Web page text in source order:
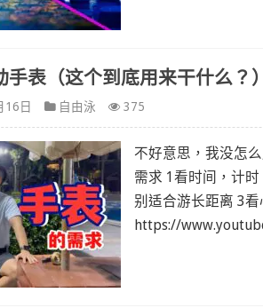
表（这个到底用来干什么？）
16日 自由泳 375
不好意思，我没怎
需求 1看时间，计
别适合游长距离 3
https://